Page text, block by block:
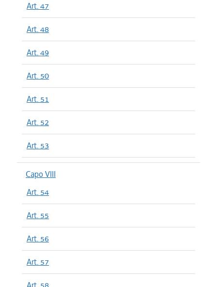
Art. 47
Art. 48
Art. 49
Art. 50
Art. 51
Art. 52
Art. 53
Capo VIII
Art. 54
Art. 55
Art. 56
Art. 57